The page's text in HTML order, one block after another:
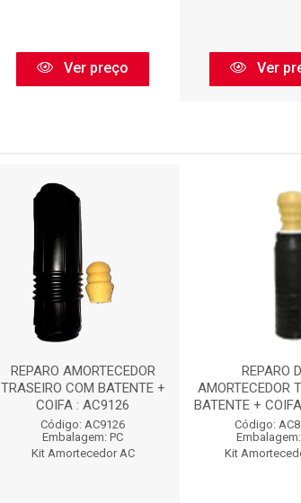
Ver preço Ver
REPARO AMORTECEDOR
TRASEIRO COM BATENTE +
COIFA : AC9126
Código: AC9126
Embalagem: PC
Kit Amortecedor AC
REPARO
AMORTECEDOR
BATENTE +
Código:
Embalagem:
Kit